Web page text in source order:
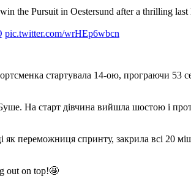
the Pursuit in Oestersund after a thrilling last
pic.twitter.com/wrHEp6wbcn
стартувала 14-ою, програючи 53
На старт дівчина вийшла шостою і
переможниця спринту, закрила всі 20
out on top!🤩